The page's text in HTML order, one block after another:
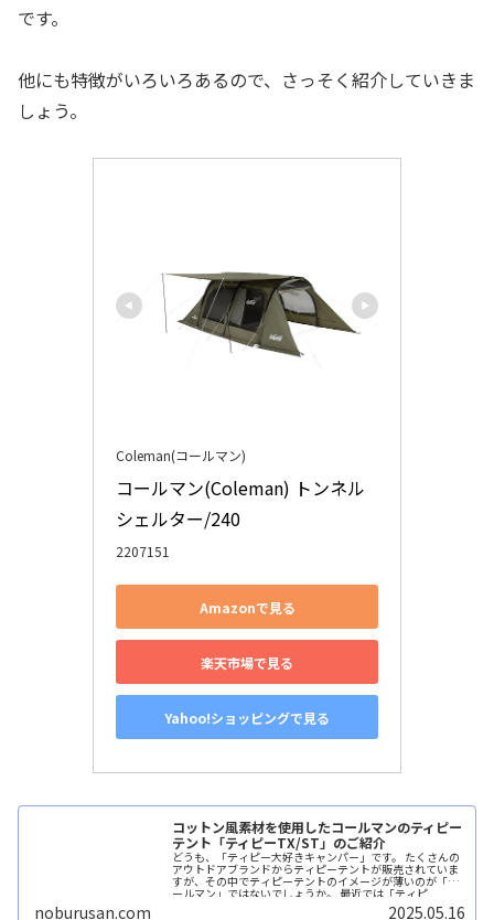
です。
他にも特徴がいろいろあるので、さっそく紹介していきま
しょう。
Coleman(コールマン)
コールマン(Coleman) トンネル
シェルター/240
2207151
Amazonで見る
楽天市場で見る
Yahoo!ショッピングで見る
コットン風素材を使用したコールマンのティピー
テント「ティピーTX/ST」のご紹介
どうも、「ティピー大好きキャンパー」です。 たくさんの
アウトドアブランドからティピーテントが販売されていま
すが、その中でティピーテントのイメージが薄いのが「コ
ールマン」ではないでしょうか。 最近では「ティピ
noburusan.com 2025.05.16